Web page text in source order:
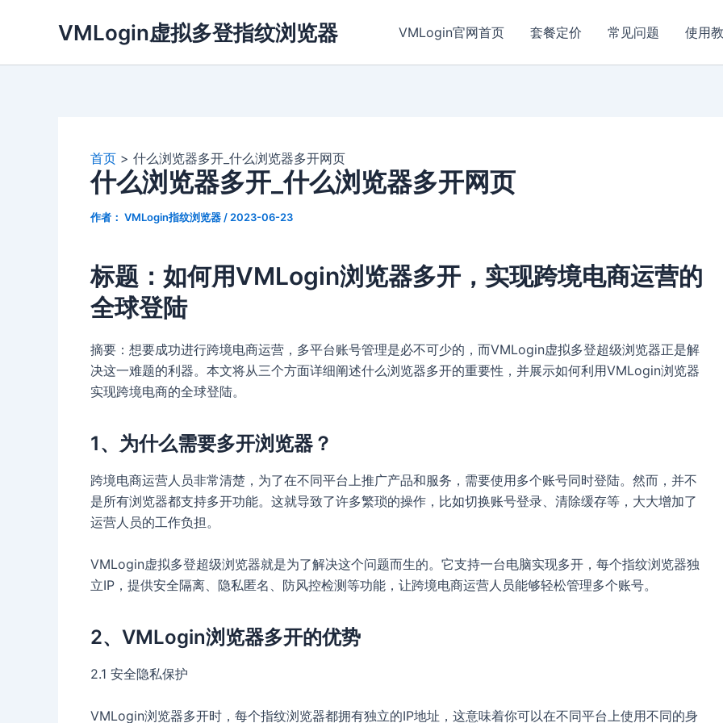
VMLogin虚拟多登指纹浏览器 VMLogin官网首页 套餐定价 常见问题 使用
首页 什么浏览器多开_什么浏览器多开网页
什么浏览器多开_什么浏览器多开网页
作者： VMLogin指纹浏览器 / 2023-06-23
标题：如何用VMLogin浏览器多开，实现跨境电商运营的
全球登陆
摘要：想要成功进行跨境电商运营，多平台账号管理是必不可少的，而VMLogin虚拟多登超级浏览器正是解
决这一难题的利器。本文将从三个方面详细阐述什么浏览器多开的重要性，并展示如何利用VMLogin浏览器
实现跨境电商的全球登陆。
1、为什么需要多开浏览器？
跨境电商运营人员非常清楚，为了在不同平台上推广产品和服务，需要使用多个账号同时登陆。然而，并不
是所有浏览器都支持多开功能。这就导致了许多繁琐的操作，比如切换账号登录、清除缓存等，大大增加了
运营人员的工作负担。
VMLogin虚拟多登超级浏览器就是为了解决这个问题而生的。它支持一台电脑实现多开，每个指纹浏览器独
立IP，提供安全隔离、隐私匿名、防风控检测等功能，让跨境电商运营人员能够轻松管理多个账号。
2、VMLogin浏览器多开的优势
2.1 安全隐私保护
VMLogin浏览器多开时，每个指纹浏览器都拥有独立的IP地址，这意味着你可以在不同平台上使用不同的身